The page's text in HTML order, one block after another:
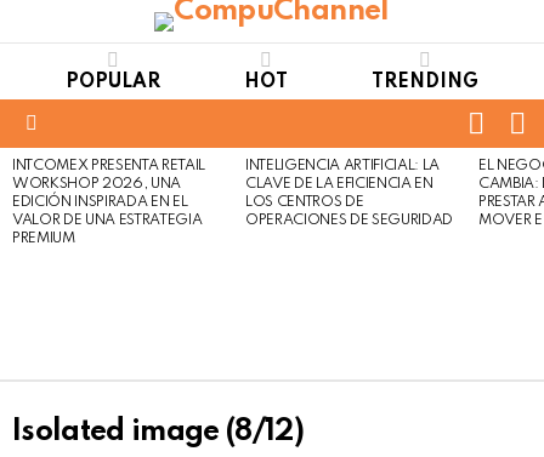
POPULAR HOT TRENDING
LATEST
STORIES
INTCOMEX PRESENTA RETAIL
WORKSHOP 2026, UNA
EDICIÓN INSPIRADA EN EL
VALOR DE UNA ESTRATEGIA
PREMIUM
INTELIGENCIA ARTIFICIAL: LA
CLAVE DE LA EFICIENCIA EN
LOS CENTROS DE
OPERACIONES DE SEGURIDAD
EL
CAMBIA:
MOVER
Isolated image (8/12)